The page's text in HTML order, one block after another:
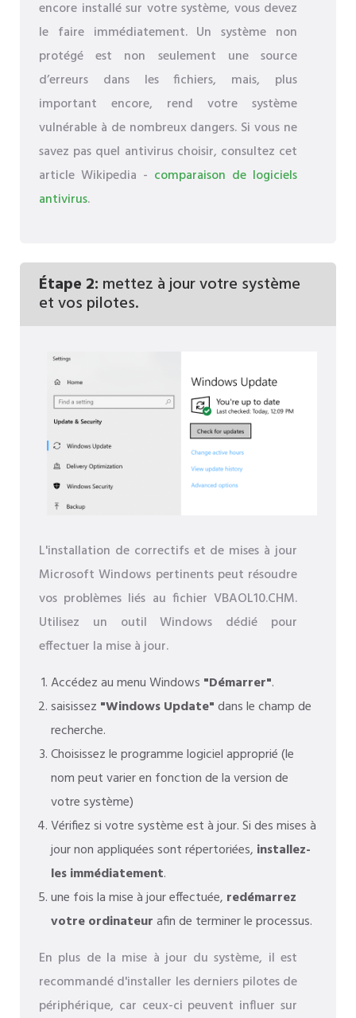
encore installé sur votre système, vous devez
le faire immédiatement. Un système non
protégé est non seulement une source
d’erreurs dans les fichiers, mais, plus
important encore, rend votre système
vulnérable à de nombreux dangers. Si vous ne
savez pas quel antivirus choisir, consultez cet
article Wikipedia - comparaison de logiciels
antivirus.
Étape 2: mettez à jour votre système
et vos pilotes.
L'installation de correctifs et de mises à jour
Microsoft Windows pertinents peut résoudre
vos problèmes liés au fichier VBAOL10.CHM.
Utilisez un outil Windows dédié pour
effectuer la mise à jour.
Accédez au menu Windows "Démarrer".
saisissez "Windows Update"dans le champ de
recherche.
Choisissez le programme logiciel approprié (le
nom peut varier en fonction de la version de
votre système)
Vérifiez si votre système est à jour. Si des mises à
jour non appliquées sont répertoriées, installez-
les immédiatement.
une fois la mise à jour effectuée, redémarrez
votre ordinateurafin de terminer le processus.
En plus de la mise à jour du système, il est
recommandé d'installer les derniers pilotes de
périphérique, car ceux-ci peuvent influer sur